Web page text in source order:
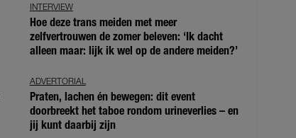
INTERVIEW
Hoe deze trans meiden met meer
zelfvertrouwen de zomer beleven: ‘Ik dacht
alleen maar: lijk ik wel op de andere meiden?’
ADVERTORIAL
Praten, lachen én bewegen: dit event
doorbreekt het taboe rondom urineverlies – en
jij kunt daarbij zijn